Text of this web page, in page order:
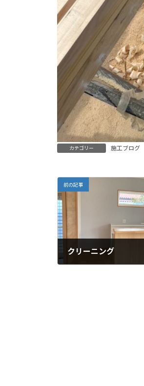
カテゴリー 施工ブログ
前の記事
クリーニング